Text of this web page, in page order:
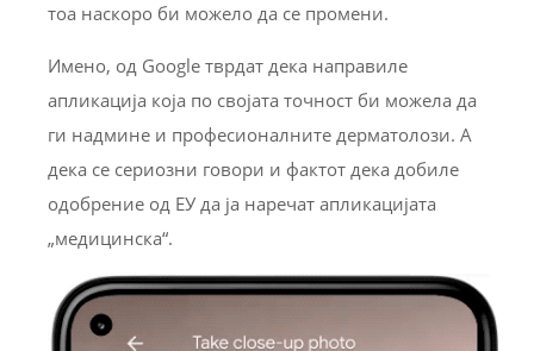
тоа наскоро би можело да се промени.
Имено, од Google тврдат дека направиле
апликација која по својата точност би можела да
ги надмине и професионалните дерматолози. А
дека се сериозни говори и фактот дека добиле
одобрение од ЕУ да ја наречат апликацијата
„медицинска“.